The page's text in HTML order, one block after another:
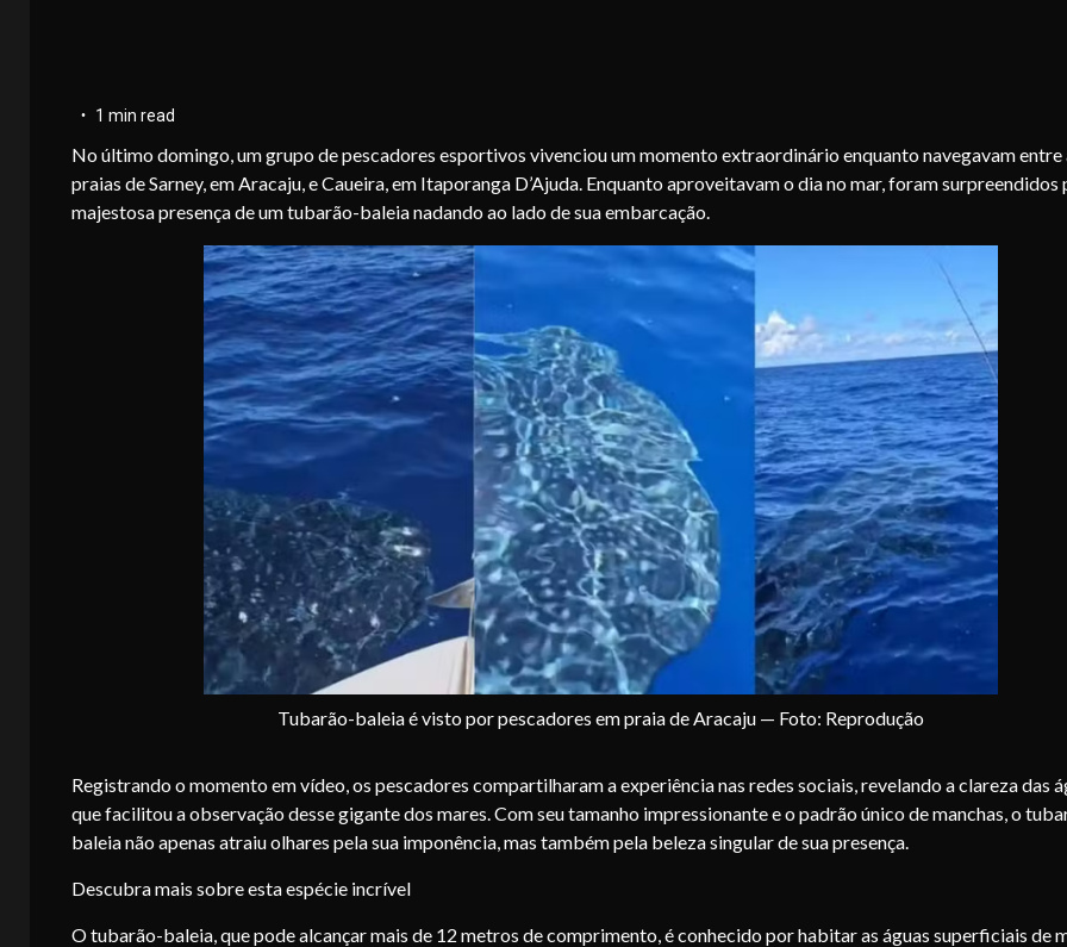
1 min read
No último domingo, um grupo de pescadores esportivos vivenciou um momento extraordinário enquanto navegavam entre
praias de Sarney, em Aracaju, e Caueira, em Itaporanga D’Ajuda. Enquanto aproveitavam o dia no mar, foram surpreendidos
majestosa presença de um tubarão-baleia nadando ao lado de sua embarcação.
Tubarão-baleia é visto por pescadores em praia de Aracaju — Foto: Reprodução
Registrando o momento em vídeo, os pescadores compartilharam a experiência nas redes sociais, revelando a clareza das
que facilitou a observação desse gigante dos mares. Com seu tamanho impressionante e o padrão único de manchas, o
baleia não apenas atraiu olhares pela sua imponência, mas também pela beleza singular de sua presença.
Descubra mais sobre esta espécie incrível
O tubarão-baleia, que pode alcançar mais de 12 metros de comprimento, é conhecido por habitar as águas superficiais de